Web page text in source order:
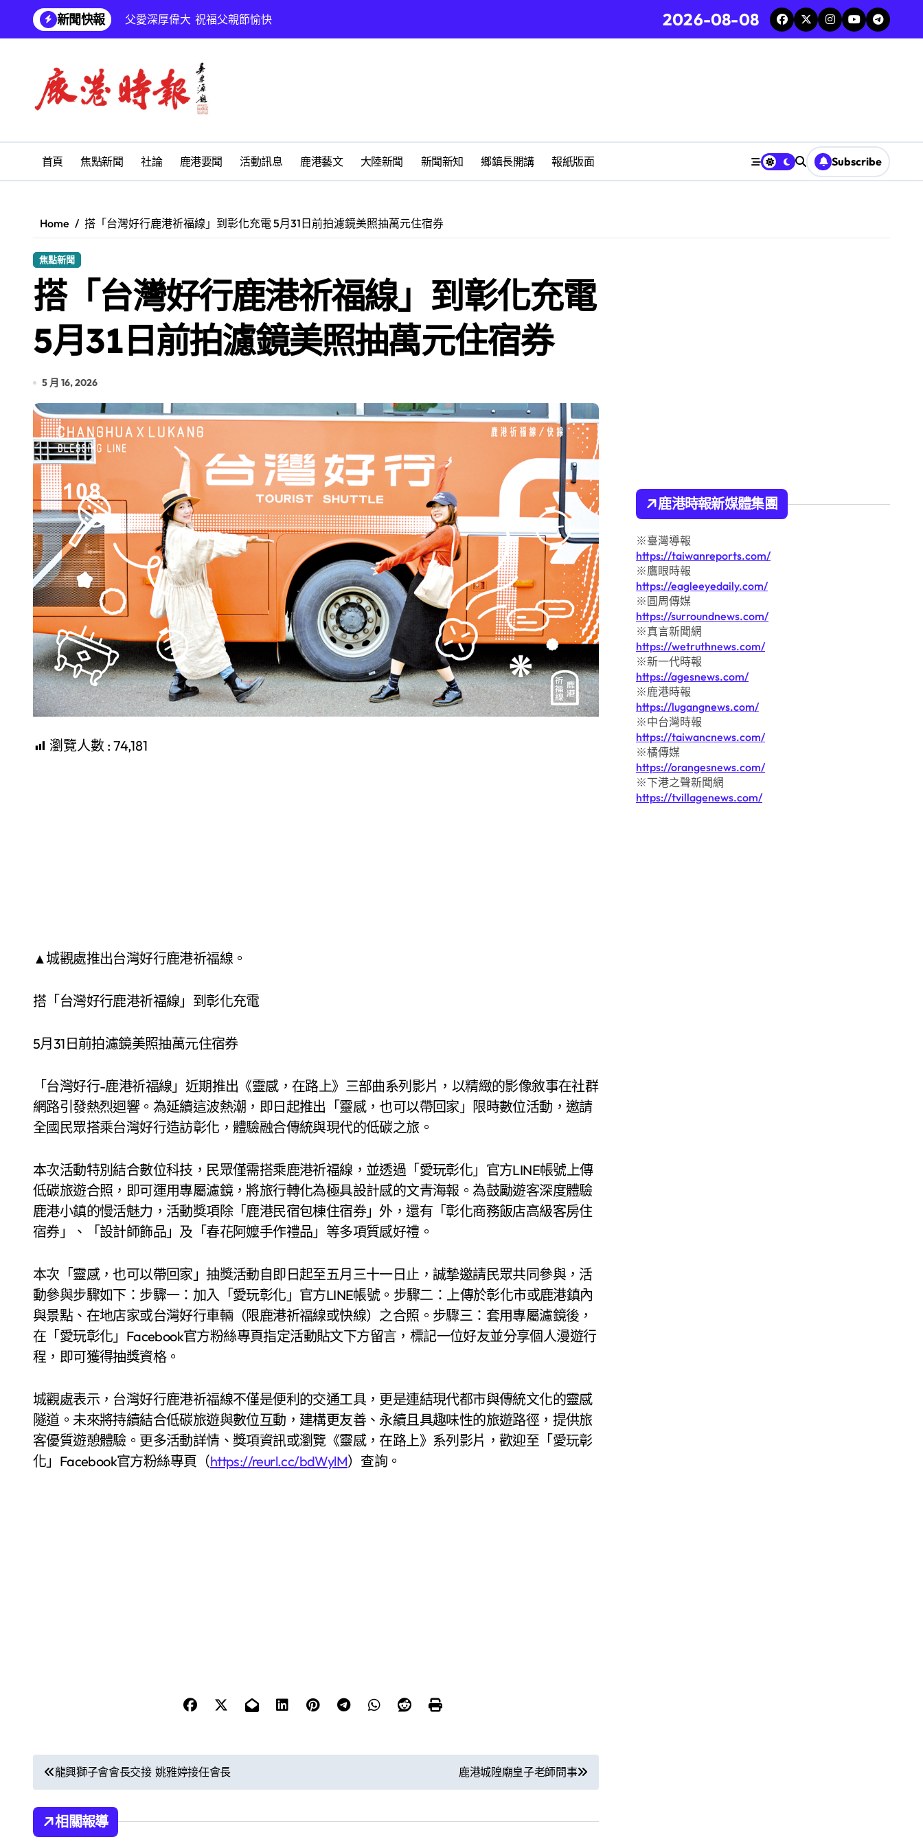
content
新聞快報
父愛深厚偉大 祝福父親節愉快
SUM順興汽車
鹿港地藏王廟 拔薦消災祈福會
學校停課孩子放暑假 慎防感染腸病毒
鹿港義消黃郁珊守護鄉親生命 榮獲鳳凰獎救護志工楷模
福興鄉公所表揚模範父親 彰顯為家庭無私犧牲奉獻
2026-08-08
首頁 焦點新聞 社論 鹿港要聞 活動訊息 鹿港藝文 大陸新聞 新聞新知 鄉鎮長開講 報紙版面 Subscribe
Home 搭「台灣好行鹿港祈福線」到彰化充電 5月31日前拍濾鏡美照抽萬元住宿券
焦點新聞
搭「台灣好行鹿港祈福線」到彰化充電
5月31日前拍濾鏡美照抽萬元住宿券
5 月 16, 2026
瀏覽人數 : 74,181
▲城觀處推出台灣好行鹿港祈福線。
搭「台灣好行鹿港祈福線」到彰化充電
5月31日前拍濾鏡美照抽萬元住宿券
「台灣好行-鹿港祈福線」近期推出《靈感，在路上》三部曲系列影片，以精緻的影像敘事在社群
網路引發熱烈迴響。為延續這波熱潮，即日起推出「靈感，也可以帶回家」限時數位活動，邀請
全國民眾搭乘台灣好行造訪彰化，體驗融合傳統與現代的低碳之旅。
本次活動特別結合數位科技，民眾僅需搭乘鹿港祈福線，並透過「愛玩彰化」官方LINE帳號上傳
低碳旅遊合照，即可運用專屬濾鏡，將旅行轉化為極具設計感的文青海報。為鼓勵遊客深度體驗
鹿港小鎮的慢活魅力，活動獎項除「鹿港民宿包棟住宿券」外，還有「彰化商務飯店高級客房住
宿券」、「設計師飾品」及「春花阿嬤手作禮品」等多項質感好禮。
本次「靈感，也可以帶回家」抽獎活動自即日起至五月三十一日止，誠摯邀請民眾共同參與，活
動參與步驟如下：步驟一：加入「愛玩彰化」官方LINE帳號。步驟二：上傳於彰化市或鹿港鎮內
與景點、在地店家或台灣好行車輛（限鹿港祈福線或快線）之合照。步驟三：套用專屬濾鏡後，
在「愛玩彰化」Facebook官方粉絲專頁指定活動貼文下方留言，標記一位好友並分享個人漫遊行
程，即可獲得抽獎資格。
城觀處表示，台灣好行鹿港祈福線不僅是便利的交通工具，更是連結現代都市與傳統文化的靈感
隧道。未來將持續結合低碳旅遊與數位互動，建構更友善、永續且具趣味性的旅遊路徑，提供旅
客優質遊憩體驗。更多活動詳情、獎項資訊或瀏覽《靈感，在路上》系列影片，歡迎至「愛玩彰
化」Facebook官方粉絲專頁（https://reurl.cc/bdWylM）查詢。
文
章
導
龍興獅子會會長交接 姚雅婷接任會長 鹿港城隍廟皇子老師問事
相關報導
鹿港時報新媒體集團
※臺灣導報
https://taiwanreports.com/
※鷹眼時報
https://eagleeyedaily.com/
※圓周傳媒
https://surroundnews.com/
※真言新聞網
https://wetruthnews.com/
※新一代時報
https://agesnews.com/
※鹿港時報
https://lugangnews.com/
※中台灣時報
https://taiwancnews.com/
※橘傳媒
https://orangesnews.com/
※下港之聲新聞網
https://tvillagenews.com/